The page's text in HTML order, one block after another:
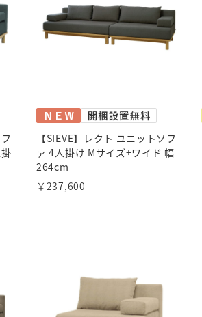
【SIEVE】レクト ユニットソフ
ァ 4人掛け Mサイズ+ワイド 幅
264cm
￥237,600